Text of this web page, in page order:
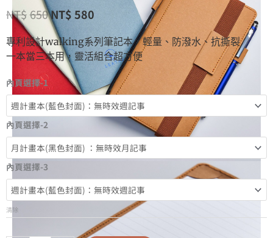
NT$650NT$580
專利設計walking系列筆記本，輕量、防潑水、抗撕裂
一本當三本用，靈活組合超方便
內頁選擇-1
內頁選擇-2
內頁選擇-3
清除